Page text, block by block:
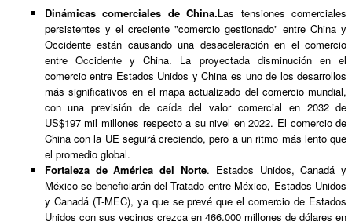
Dinámicas comerciales de China.Las tensiones comerciales
persistentes y el creciente "comercio gestionado" entre China y
Occidente están causando una desaceleración en el comercio
entre Occidente y China. La proyectada disminución en el
comercio entre Estados Unidos y China es uno de los desarrollos
más significativos en el mapa actualizado del comercio mundial,
con una previsión de caída del valor comercial en 2032 de
US$197 mil millones respecto a su nivel en 2022. El comercio de
China con la UE seguirá creciendo, pero a un ritmo más lento que
el promedio global.
Fortaleza de América del Norte. Estados Unidos, Canadá y
México se beneficiarán del Tratado entre México, Estados Unidos
y Canadá (T-MEC), ya que se prevé que el comercio de Estados
Unidos con sus vecinos crezca en 466.000 millones de dólares en